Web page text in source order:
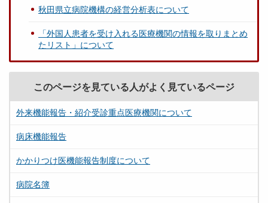
秋田県立病院機構の経営分析表について
「外国人患者を受け入れる医療機関の情報を取りまとめ
たリスト」について
このページを見ている人がよく見ているページ
外来機能報告・紹介受診重点医療機関について
病床機能報告
かかりつけ医機能報告制度について
病院名簿